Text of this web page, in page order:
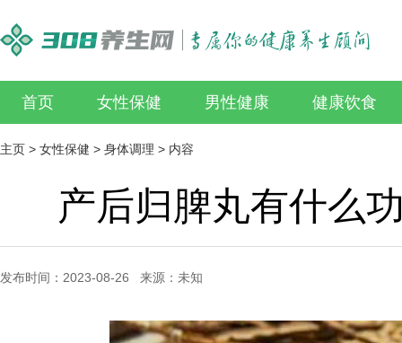
首页 女性保健 男性健康 健康饮食
主页 > 女性保健 > 身体调理 > 内容
产后归脾丸有什么
发布时间：2023-08-26 来源：未知